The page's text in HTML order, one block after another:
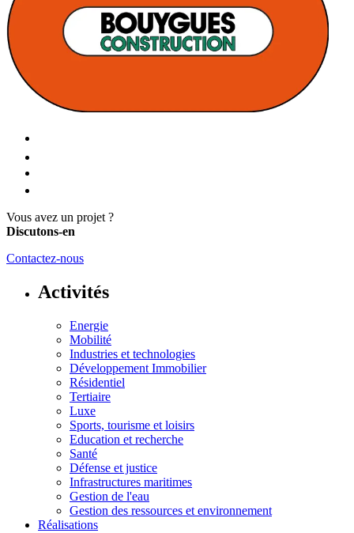
Vous avez un projet ?
Discutons-en
Contactez-nous
Activités
Energie
Mobilité
Industries et technologies
Développement Immobilier
Résidentiel
Tertiaire
Luxe
Sports, tourisme et loisirs
Education et recherche
Santé
Défense et justice
Infrastructures maritimes
Gestion de l'eau
Gestion des ressources et environnement
Réalisations